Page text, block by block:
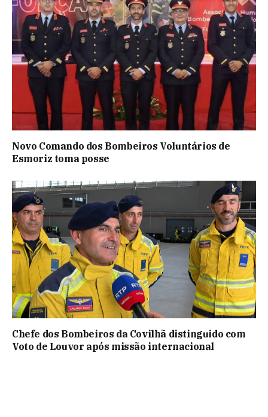
Novo Comando dos Bombeiros Voluntários de
Esmoriz toma posse
Chefe dos Bombeiros da Covilhã distinguido com
Voto de Louvor após missão internacional